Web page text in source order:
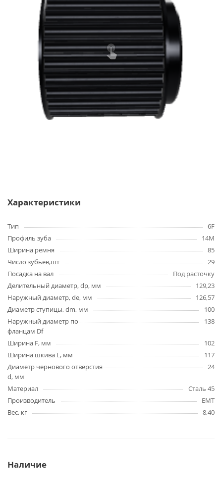
Характеристики
Тип
6F
Профиль зуба
14M
Ширина ремня
85
Число зубьев,шт
29
Посадка на вал
Под расточку
Делительный диаметр, dp, мм
129,23
Наружный диаметр, de, мм
126,57
Диаметр ступицы, dm, мм
100
Наружный диаметр по
фланцам Df
138
Ширина F, мм
102
Ширина шкива L, мм
117
Диаметр чернового отверстия
d, мм
24
Материал
Сталь 45
Производитель
EMT
Вес, кг
8,40
Наличие